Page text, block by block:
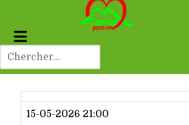
Dernier résultat
15-05-2026 21:00